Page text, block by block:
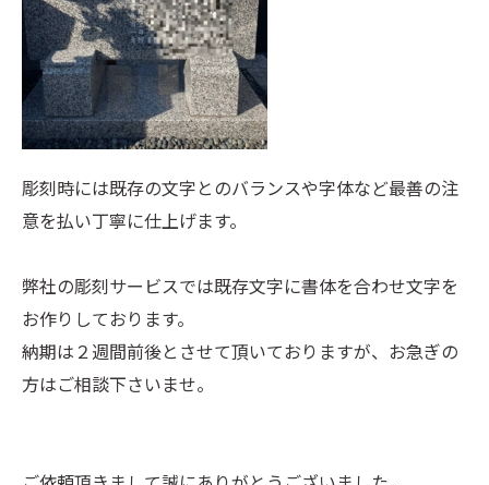
彫刻時には既存の文字とのバランスや字体など最善の注
意を払い丁寧に仕上げます。
弊社の彫刻サービスでは既存文字に書体を合わせ文字を
お作りしております。
納期は２週間前後とさせて頂いておりますが、お急ぎの
方はご相談下さいませ。